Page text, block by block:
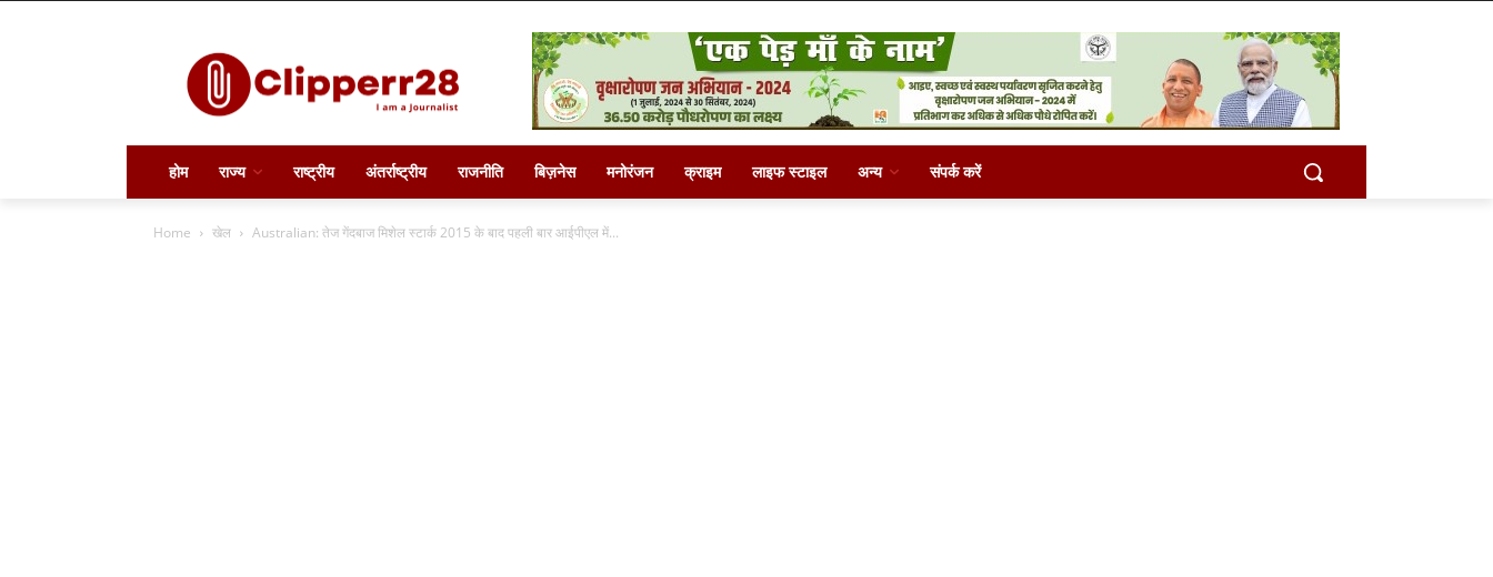
होम राज्य राष्ट्रीय अंतर्राष्ट्रीय राजनीति बिज़नेस मनोरंजन क्राइम लाइफ स्टाइल अन्य संपर्क करें
Home खेल Australian: तेज गेंदबाज मिशेल स्टार्क 2015 के बाद पहली बार आईपीएल में...